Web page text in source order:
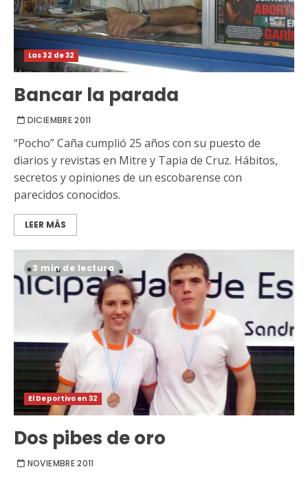
Las 32 de 32
Bancar la parada
DICIEMBRE 2011
“Pocho” Caña cumplió 25 años con su puesto de
diarios y revistas en Mitre y Tapia de Cruz. Hábitos,
secretos y opiniones de un escobarense con
parecidos conocidos.
LEER MÁS
3 min de lectura
El Deportivo en 32
Dos pibes de oro
NOVIEMBRE 2011